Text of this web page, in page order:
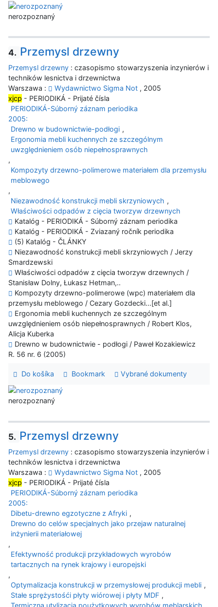
nerozpoznaný
4. Przemysl drzewny
Przemysl drzewny : czasopismo stowarzyszenia inzynierów i
techników lesnictva i drzewnictwa
Warszawa :
Wydawnictwo Sigma Not , 2005
xjcp - PERIODIKÁ - Prijaté čísla
PERIODIKÁ-Súborný záznam periodika
2005:
Drewno w budownictwie-podłogi ,
Ergonomia mebli kuchennych ze szczególnym
uwzględnieniem osób niepełnosprawnych
,
Kompozyty drzewno-polimerowe materiałem dla przemysłu
meblowego
,
Niezawodność konstrukcji mebli skrzyniowych ,
Właściwości odpadów z cięcia tworzyw drzewnych
Katalóg - PERIODIKÁ - Súborný záznam periodika
Katalóg - PERIODIKÁ - Zviazaný ročník periodika
(5) Katalóg - ČLÁNKY
Niezawodność konstrukcji mebli skrzyniowych / Jerzy
Smardzewski
Właściwości odpadów z cięcia tworzyw drzewnych /
Stanisław Dolny, Łukasz Hetman,..
Kompozyty drzewno-polimerowe (wpc) materiałem dla
przemysłu meblowego / Cezary Gozdecki...[et al.]
Ergonomia mebli kuchennych ze szczególnym
uwzględnieniem osób niepełnosprawnych / Robert Klos,
Alicja Kuberka
Drewno w budownictwie - podłogi / Paweł Kozakiewicz
R. 56 nr. 6 (2005)
Do košíka Bookmark Vybrané dokumenty
nerozpoznaný
5. Przemysl drzewny
Przemysl drzewny : czasopismo stowarzyszenia inzynierów i
techników lesnictva i drzewnictwa
Warszawa :
Wydawnictwo Sigma Not , 2005
xjcp - PERIODIKÁ - Prijaté čísla
PERIODIKÁ-Súborný záznam periodika
2005:
Dibetu-drewno egzotyczne z Afryki ,
Drewno do celów specjalnych jako przejaw naturalnej
inżynierii materiałowej
,
Efektywność produkcji przykładowych wyrobów
tartacznych na rynek krajowy i europejski
,
Optymalizacja konstrukcji w przemysłowej produkcji mebli ,
Stałe sprężystośći płyty wiórowej i płyty MDF ,